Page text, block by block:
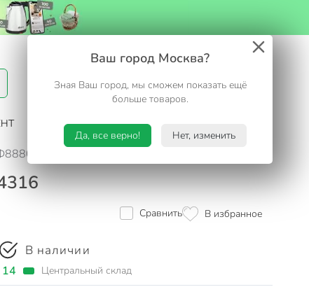
Ваш город Москва?
Зная Ваш город, мы сможем показать ещё
больше товаров.
Да, все верно! Нет, изменить
Корзина
САД И ОГОРОД ТУРИЗМ. ОТДЫХ НА ДАЧЕ
Сравнить В избранное
В наличии
14 Центральный склад